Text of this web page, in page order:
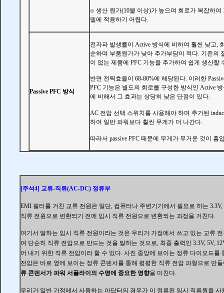
⊙ 생산 원가(10불 이상)가 높으며 회로가 복잡하여
델에 적용하기 어렵다.
Passive PFC 방식
전자파 발생률이 Active 방식에 비하여 훨씬 낮고,
순하며 부품원가가 낮아 추가부담이 적다. 기존의
이 없는 제품에 PFC 기능을 추가하여 쉽게 생산할
반면 전력효율이 68-80%에 해당된다. 이러한
PFC 기능은 별도의 회로를 구성한 방식인 Active
에 비해서 그 효과는 상당히 낮은 단점이 있다.
AC 전압 선택 스위치를 사용해야 하며 추가된
하여 일반 파워보다 훨씬 무게가 더 나간다.
따라서 passive PFC 때문에 무게가 무거운 것이 흠
[주석4] 교류-직류(AC-DC) 정류부
EMI 필터를 거친 교류 전원은 일단, 컴퓨터나 주변기기에서 필요로 하는 3.3V,
직류 전원으로 변환되기 전에 임시 직류 전원으로 변환되는 과정을 거친다.
여기서 말하는 임시 직류 전원이라는 것은 우리가 가정에서 쓰고 있는 교류
여 단순히 직류 전압으로 만드는 것을 말하는 것으로, 최종 출력인 3.3V, 5V,
어 내기 위한 직류 전압이라 할 수 있다. 사진 중앙에 보이는 정류 다이오드를
전압은 바로 옆에 보이는 정류 콘덴서를 통해 평평한 직류 전압 파형으로 만
류 콘덴서가 파워 서플라이의 수명에 중요한 영향을 미친다.
우리가 일반 가정에서 사용하는 아답터의 경우가 이 정류된 임시 직류원을 사